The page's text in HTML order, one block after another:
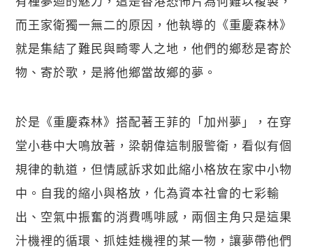
而王家衛獨一無二的原因，他執導的《重慶森林》
就是集結了難民與畸零人之地，他們的鄉愁是寄於
物、寄於歌，是將他鄉當故鄉的夢。
於是《重慶森林》搭配著王菲的「加州夢」，在穿
堂小巷中大鳴放著，梁朝偉這制服警衛，看似有個
規律的軌道，但情感訴求如此縮小格放在家中小物
中。自我的縮小與格放，化為資本社會的七彩輸
出、空氣中振奮的消費嗎啡感，兩個主角只是這果
汁機裡的循環、抓娃娃機裡的某一物，讓夢帶他們